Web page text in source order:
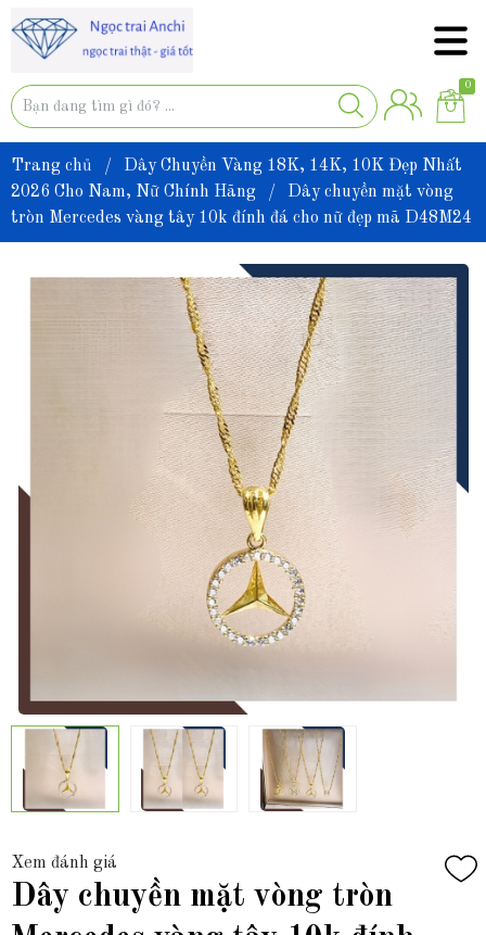
0
Trang chủ /
Dây Chuyền Vàng 18K, 14K, 10K Đẹp Nhất
2026 Cho Nam, Nữ Chính Hãng
/
Dây chuyền mặt vòng
tròn Mercedes vàng tây 10k đính đá cho nữ đẹp mã D48M24
Xem đánh giá
Dây chuyền mặt vòng tròn